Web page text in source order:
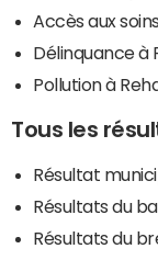
Accès aux
Délinquance à
Pollution à
Tous les
Résultat
Résultats du
Résultats du